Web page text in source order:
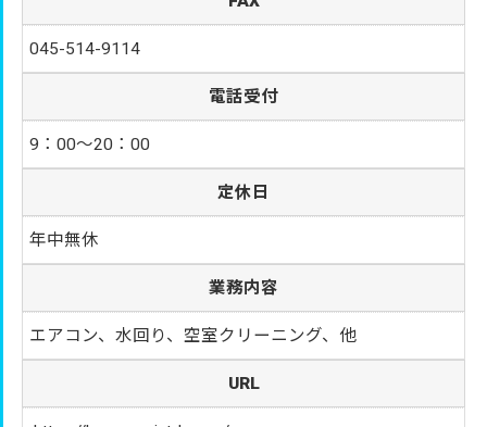
045-514-9114
電話受付
9：00～20：00
定休日
年中無休
業務内容
エアコン、水回り、空室クリーニング、他
URL